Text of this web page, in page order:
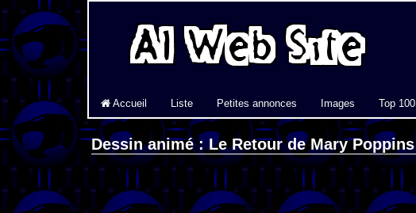
Accueil Liste Petites annonces Images Top 100
Dessin animé : Le Retour de Mary Poppins